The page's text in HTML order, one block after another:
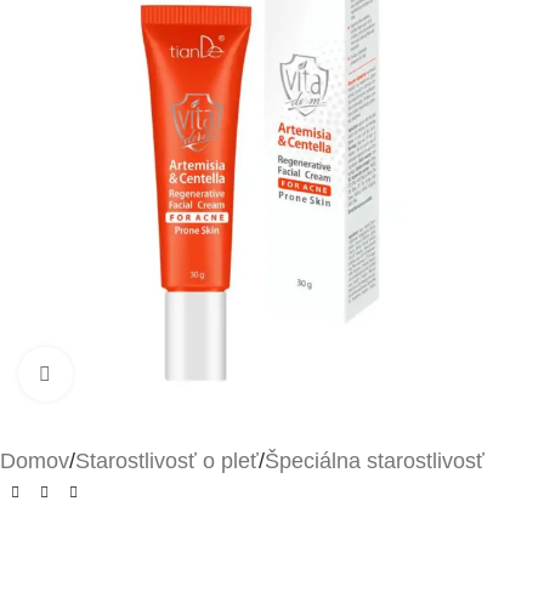
Domov/Starostlivosť o pleť/Špeciálna starostlivosť